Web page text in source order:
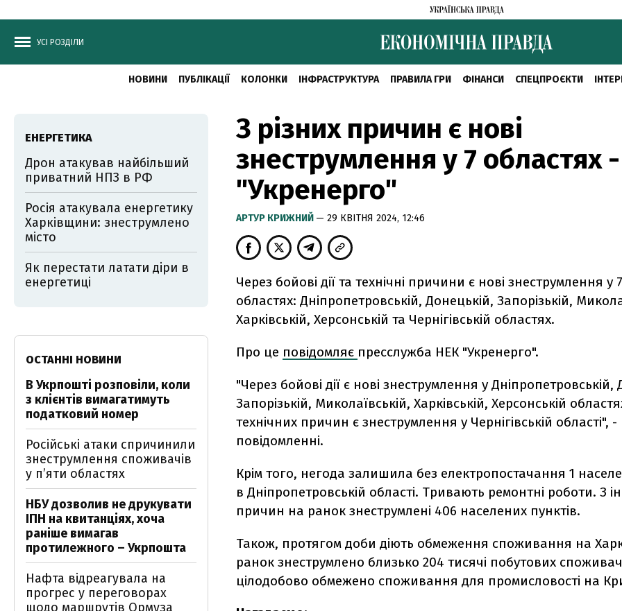
УСІ РОЗДІЛИ
НОВИНИ ПУБЛІКАЦІЇ КОЛОНКИ ІНФРАСТРУКТУРА ПРАВИЛА ГРИ ФІНАНСИ СПЕЦПРОЄКТИ
З різних причин є нові
знеструмлення у 7 областях -
"Укренерго"
АРТУР КРИЖНИЙ — 29 КВІТНЯ 2024, 12:46
Через бойові дії та технічні причини є нові знеструмлення у 7
областях: Дніпропетровській, Донецькій, Запорізькій,
Харківській, Херсонській та Чернігівській областях.
Про це повідомляє пресслужба НЕК "Укренерго".
"Через бойові дії є нові знеструмлення у Дніпропетровській,
Запорізькій, Миколаївській, Харківській, Херсонській
технічних причин є знеструмлення у Чернігівській області",
повідомленні.
Крім того, негода залишила без електропостачання 1
в Дніпропетровській області. Тривають ремонтні роботи. З
причин на ранок знеструмлені 406 населених пунктів.
Також, протягом доби діють обмеження споживання на
ранок знеструмлено близько 204 тисячі побутових
цілодобово обмежено споживання для промисловості на
ЕНЕРГЕТИКА
Дрон атакував найбільший
приватний НПЗ в РФ
Росія атакувала енергетику
Харківщини: знеструмлено
місто
Як перестати латати діри в
енергетиці
ОСТАННІ НОВИНИ
В Укрпошті розповіли, коли
з клієнтів вимагатимуть
податковий номер
Російські атаки спричинили
знеструмлення споживачів
у п’яти областях
НБУ дозволив не друкувати
ІПН на квитанціях, хоча
раніше вимагав
протилежного – Укрпошта
Нафта відреагувала на
прогрес у переговорах
щодо маршрутів Ормуза